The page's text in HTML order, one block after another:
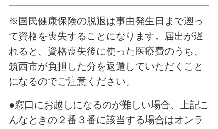
※国民健康保険の脱退は事由発生日まで遡っ
て資格を喪失することになります。届出が遅
れると、資格喪失後に使った医療費のうち、
筑西市が負担した分を返還していただくこと
になるのでご注意ください。
●窓口にお越しになるのが難しい場合、上記こ
んなときの２番３番に該当する場合はオンラ